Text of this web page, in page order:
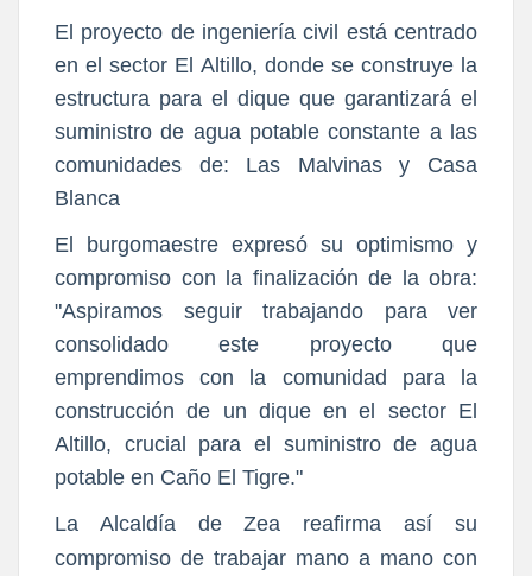
El proyecto de ingeniería civil está centrado
en el sector El Altillo, donde se construye la
estructura para el dique que garantizará el
suministro de agua potable constante a las
comunidades de: Las Malvinas y Casa
Blanca
El burgomaestre expresó su optimismo y
compromiso con la finalización de la obra:
"Aspiramos seguir trabajando para ver
consolidado este proyecto que
emprendimos con la comunidad para la
construcción de un dique en el sector El
Altillo, crucial para el suministro de agua
potable en Caño El Tigre."
La Alcaldía de Zea reafirma así su
compromiso de trabajar mano a mano con